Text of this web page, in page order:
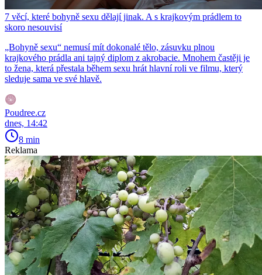
7 věcí, které bohyně sexu dělají jinak. A s krajkovým prádlem to
skoro nesouvisí
„Bohyně sexu“ nemusí mít dokonalé tělo, zásuvku plnou
krajkového prádla ani tajný diplom z akrobacie. Mnohem častěji je
to žena, která přestala během sexu hrát hlavní roli ve filmu, který
sleduje sama ve své hlavě.
Poudree.cz
dnes, 14:42
8 min
Reklama